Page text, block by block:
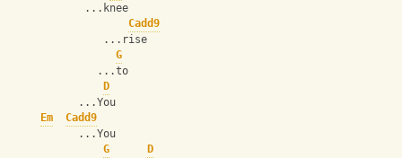
            ...knee
Cadd9
               ...rise
G
              ...to
D
           ...You
Em
Cadd9
           ...You
G
D